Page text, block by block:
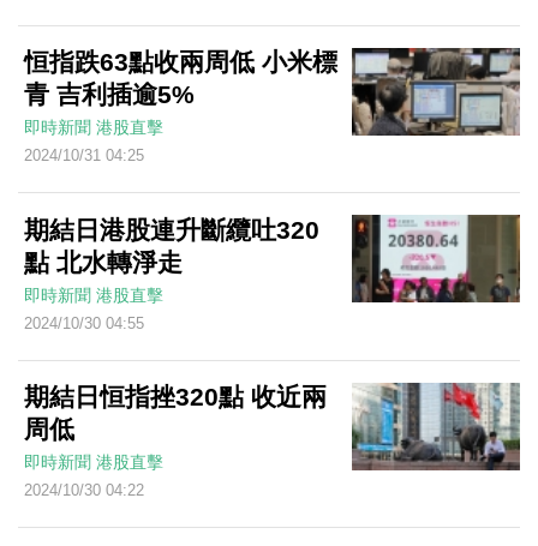
恒指跌63點收兩周低 小米標
青 吉利插逾5%
即時新聞 港股直擊
2024/10/31 04:25
期結日港股連升斷纜吐320
點 北水轉淨走
即時新聞 港股直擊
2024/10/30 04:55
期結日恒指挫320點 收近兩
周低
即時新聞 港股直擊
2024/10/30 04:22